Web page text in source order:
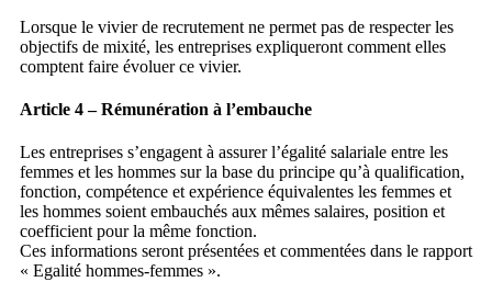
Lorsque le vivier de recrutement ne permet pas de respecter les
objectifs de mixité, les entreprises expliqueront comment elles
comptent faire évoluer ce vivier.
Article 4 – Rémunération à l’embauche
Les entreprises s’engagent à assurer l’égalité salariale entre les
femmes et les hommes sur la base du principe qu’à qualification,
fonction, compétence et expérience équivalentes les femmes et
les hommes soient embauchés aux mêmes salaires, position et
coefficient pour la même fonction.
Ces informations seront présentées et commentées dans le rapport
« Egalité hommes-femmes ».